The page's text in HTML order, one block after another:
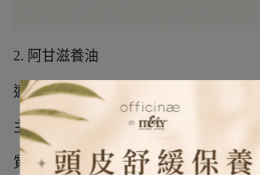
2. 阿甘滋養油
適合：乾燥髮、粗硬髮、無光澤髮
主打：滋養髮絲、柔順亮澤、撫平毛躁
質地滋潤，適合髮尾乾、毛躁、看起來